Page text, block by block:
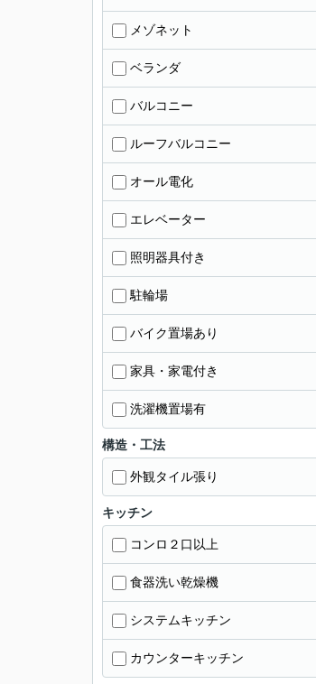
メゾネット
ベランダ
バルコニー
ルーフバルコニー
オール電化
エレベーター
照明器具付き
駐輪場
バイク置場あり
家具・家電付き
洗濯機置場有
構造・工法
外観タイル張り
キッチン
コンロ２口以上
食器洗い乾燥機
システムキッチン
カウンターキッチン